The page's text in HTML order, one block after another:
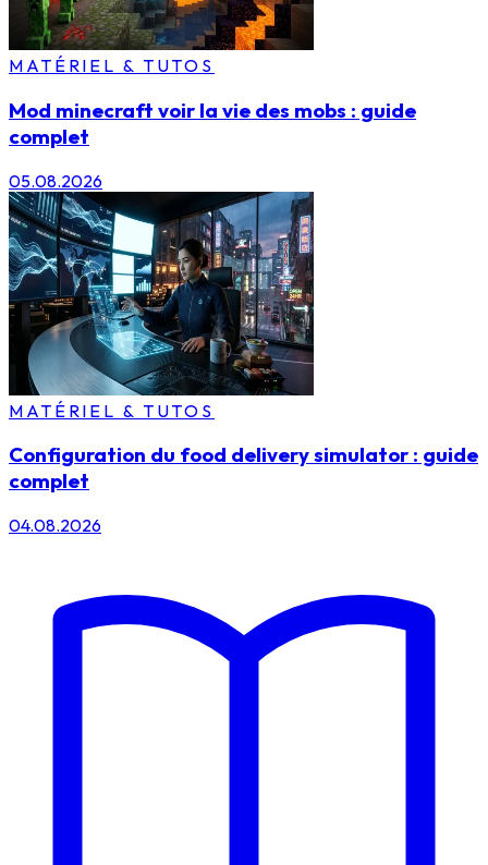
MATÉRIEL & TUTOS
Mod minecraft voir la vie des mobs : guide
complet
05.08.2026
MATÉRIEL & TUTOS
Configuration du food delivery simulator : guide
complet
04.08.2026